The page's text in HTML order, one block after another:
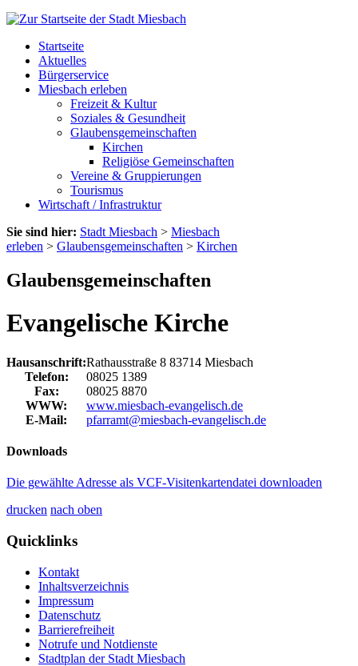
Startseite
Aktuelles
Bürgerservice
Miesbach erleben
Freizeit & Kultur
Soziales & Gesundheit
Glaubensgemeinschaften
Kirchen
Religiöse Gemeinschaften
Vereine & Gruppierungen
Tourismus
Wirtschaft / Infrastruktur
Sie sind hier: Stadt Miesbach > Miesbach
erleben > Glaubensgemeinschaften > Kirchen
Glaubensgemeinschaften
Evangelische Kirche
Hausanschrift:Rathausstraße 8 83714 Miesbach
Telefon:
08025 1389
Fax:
08025 8870
WWW:
www.miesbach-evangelisch.de
E-Mail:
pfarramt@miesbach-evangelisch.de
Downloads
Die gewählte Adresse als VCF-Visitenkartendatei downloaden
drucken nach oben
Quicklinks
Kontakt
Inhaltsverzeichnis
Impressum
Datenschutz
Barrierefreiheit
Notrufe und Notdienste
Stadtplan der Stadt Miesbach